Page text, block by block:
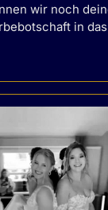
wir noch
in